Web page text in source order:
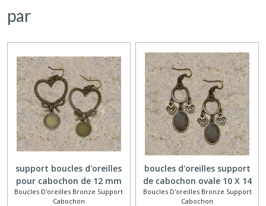
par
support boucles d'oreilles
pour cabochon de 12 mm
connecteur coeur
Boucles D'oreilles Bronze Support
Cabochon
boucles d'oreilles support
de cabochon ovale 10 X 14
mm cercle coeur
Boucles D'oreilles Bronze Support
Cabochon